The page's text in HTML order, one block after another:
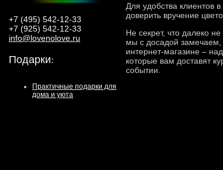
+7 (495) 542-12-33
+7 (925) 542-12-33
info@lovenolove.ru
Подарки:
Практичные подарки для
дома и уюта
Для удобства клиентов
доверить вручение
Не секрет, что далеко не
мы с досадой замечаем,
интернет-магазине –
которые вам доставят
событии.